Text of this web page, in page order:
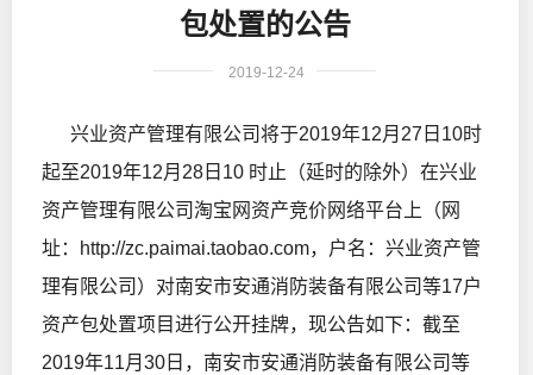
包处置的公告
2019-12-24
兴业资产管理有限公司将于2019年12月27日10时
起至2019年12月28日10 时止（延时的除外）在兴业
资产管理有限公司淘宝网资产竞价网络平台上（网
址：
http://zc.paimai.taobao.com，户名：兴业资产管
理有限公司）对南安市安通消防装备有限公司等17户
资产包处置项目进行公开挂牌，现公告如下：截至
2019年11月30日，南安市安通消防装备有限公司等